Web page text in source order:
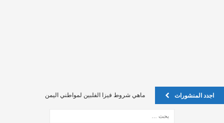
اجدد المنشورات
ماهي شروط فيزا الفلبين لمواطني اليمن